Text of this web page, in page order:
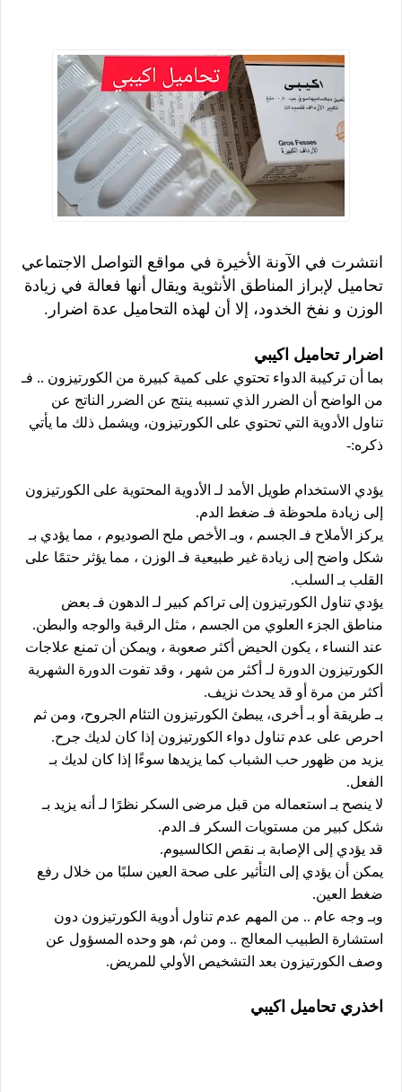
انتشرت في الآونة الأخيرة في مواقع التواصل الاجتماعي
تحاميل لإبراز المناطق الأنثوية ويقال أنها فعالة في زيادة
الوزن و نفخ الخدود، إلا أن لهذه التحاميل عدة اضرار.
اضرار تحاميل اكيبي
بما أن تركيبة الدواء تحتوي على كمية كبيرة من الكورتيزون .. فـ
من الواضح أن الضرر الذي تسببه ينتج عن الضرر الناتج عن
تناول الأدوية التي تحتوي على الكورتيزون، ويشمل ذلك ما يأتي
ذكره:-
يؤدي الاستخدام طويل الأمد لـ الأدوية المحتوية على الكورتيزون
إلى زيادة ملحوظة فـ ضغط الدم.
يركز الأملاح فـ الجسم ، وبـ الأخص ملح الصوديوم ، مما يؤدي بـ
شكل واضح إلى زيادة غير طبيعية فـ الوزن ، مما يؤثر حتمًا على
القلب بـ السلب.
يؤدي تناول الكورتيزون إلى تراكم كبير لـ الدهون فـ بعض
مناطق الجزء العلوي من الجسم ، مثل الرقبة والوجه والبطن.
عند النساء ، يكون الحيض أكثر صعوبة ، ويمكن أن تمنع علاجات
الكورتيزون الدورة لـ أكثر من شهر ، وقد تفوت الدورة الشهرية
أكثر من مرة أو قد يحدث نزيف.
بـ طريقة أو بـ أخرى، يبطئ الكورتيزون التئام الجروح، ومن ثم
احرص على عدم تناول دواء الكورتيزون إذا كان لديك جرح.
يزيد من ظهور حب الشباب كما يزيدها سوءًا إذا كان لديك بـ
الفعل.
لا ينصح بـ استعماله من قبل مرضى السكر نظرًا لـ أنه يزيد بـ
شكل كبير من مستويات السكر فـ الدم.
قد يؤدي إلى الإصابة بـ نقص الكالسيوم.
يمكن أن يؤدي إلى التأثير على صحة العين سلبًا من خلال رفع
ضغط العين.
وبـ وجه عام .. من المهم عدم تناول أدوية الكورتيزون دون
استشارة الطبيب المعالج .. ومن ثم، هو وحده المسؤول عن
وصف الكورتيزون بعد التشخيص الأولي للمريض.
اخذري تحاميل اكيبي